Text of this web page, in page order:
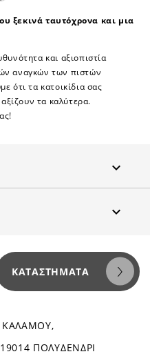
ξεκινά ταυτόχρονα και μια
και αξιοπιστία
αναγκών των πιστών
ότι τα κατοικίδια σας
τα καλύτερα.


ΚΑΤΑΣΤΉΜΑΤΑ
ΚΑΛΑΜΟΥ,
ΠΟΛΥΔΕΝΔΡΙ